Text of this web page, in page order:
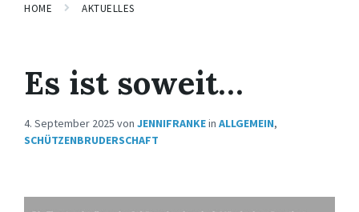
HOME AKTUELLES
Es ist soweit…
4. September 2025 von JENNIFRANKEin ALLGEMEIN,
SCHÜTZENBRUDERSCHAFT